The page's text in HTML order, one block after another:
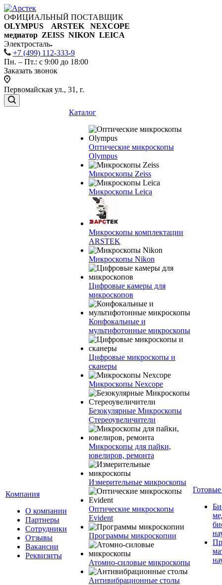
ОФИЦИАЛЬНЫЙ ПОСТАВЩИК
OLYMPUS ARSTEK NEXCOPE
медиатор ZEISS NIKON LEICA
Электросталь
+7 (499) 112-333-9
Пн. – Пт.: с 9:00 до 18:00
Заказать звонок
Первомайская ул., 31, г.
Компания
О компании
Партнеры
Сотрудники
Отзывы
Вакансии
Реквизиты
Каталог
Оптические микроскопы
Olympus
Микроскопы Zeiss
Микроскопы Leica
Микроскопы комплектации
ARSTEK
Микроскопы Nikon
Цифровые камеры для
микроскопов
Конфокальные и
мультифотонные микроскопы
Цифровые микроскопы и
сканеры
Микроскопы Nexcope
Безокулярные Микроскопы
Стереоувеличители
Микроскопы для пайки,
ювелиров, ремонта
Измерительные микроскопы
Оптические микроскопы
Evident
Программы микроскопии
Атомно-силовые микроскопы
Антивибрационные столы